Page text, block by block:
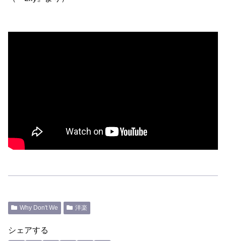
Why Don't We 洋楽
シェアする